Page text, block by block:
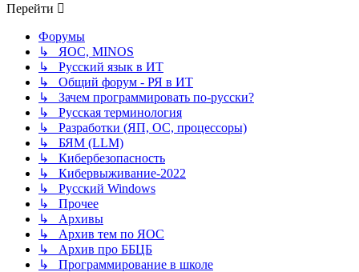
Перейти
Форумы
↳ ЯОС, MINOS
↳ Русский язык в ИТ
↳ Общий форум - РЯ в ИТ
↳ Зачем программировать по-русски?
↳ Русская терминология
↳ Разработки (ЯП, ОС, процессоры)
↳ БЯМ (LLM)
↳ Кибербезопасность
↳ Кибервыживание-2022
↳ Русский Windows
↳ Прочее
↳ Архивы
↳ Архив тем по ЯОС
↳ Архив про ББЦБ
↳ Программирование в школе